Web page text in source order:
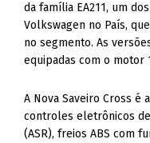
da família EA211, um
Volkswagen no País,
no segmento. As
equipadas com o motor
A Nova Saveiro Cross é
controles eletrônicos
(ASR), freios ABS com